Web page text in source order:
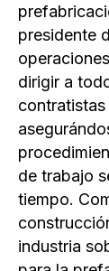
presidente
dirigir a
de trabajo
tiempo.
industria